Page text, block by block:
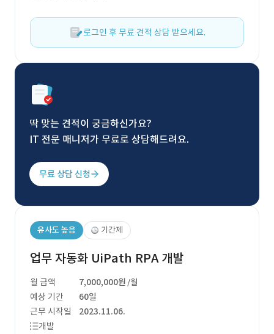
로그인 후 무료 견적 상담 받으세요.
딱 맞는 견적이 궁금하신가요?
IT 전문 매니저가 무료로 상담해드려요.
무료 상담 신청
유사도 높음 기간제
업무 자동화 UiPath RPA 개발
월 금액 7,000,000원 /월
예상 기간
60일
근무 시작일
2023.11.06.
개발